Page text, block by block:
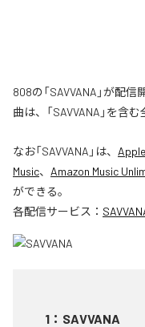
808の「SAVVANA」が配
曲は、「SAVVANA」を含
なお「SAVVANA 」は、
Music、 Amazon Music
ができる。
各配信サービス：
1 ： SAVVANA